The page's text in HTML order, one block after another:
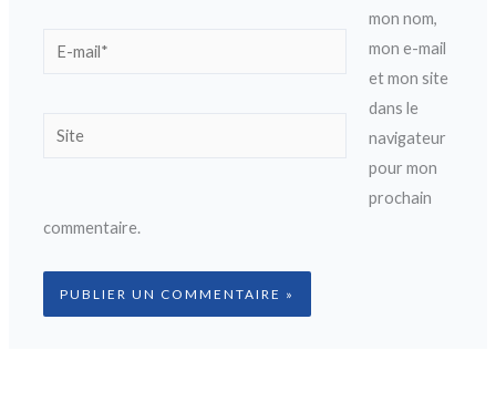
E-
Site
mon nom,
mon e-mail
et mon site
dans le
navigateur
pour mon
prochain
commentaire.